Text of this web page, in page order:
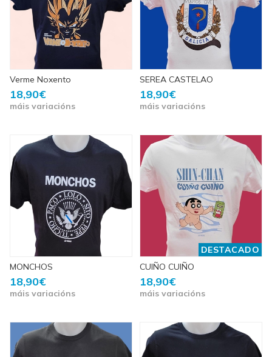
Verme Noxento
18,90€
máis variacións
SEREA CASTELAO
18,90€
máis variacións
MONCHOS
18,90€
máis variacións
DESTACADO
CUIÑO CUIÑO
18,90€
máis variacións